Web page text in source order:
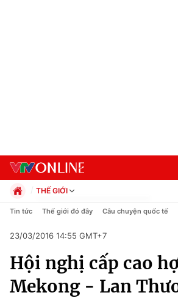
Chuyên mục
Chính trị
THẾ GIỚI
Chính trị
Pháp luật
Kinh tế
Thể thao
Truyền hình
Tin tức Thế giới đó đây Câu chuyện quốc tế
23/03/2016 14:55 GMT+7
Hội nghị cấp cao
Mekong - Lan